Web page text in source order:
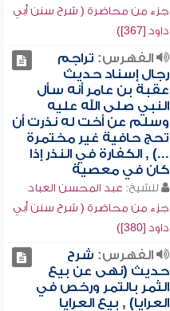
جزء من محاضرة ( شرح سنن أبي
داود [367])
الفهرس: تراجم
رجال إسناد حديث
عقبة بن عامر أنه سأل
النبي صلى الله عليه
وسلم عن أخت له نذرت أن
تحج حافية غير مختمرة
...) , الكفارة في النذر إذا
كان في معصية
للشيخ: عبد المحسن العباد
جزء من محاضرة ( شرح سنن أبي
داود [380])
الفهرس: شرح
حديث (نهى عن بيع
الثمر بالتمر ورخص في
العرايا) , بيع العرايا